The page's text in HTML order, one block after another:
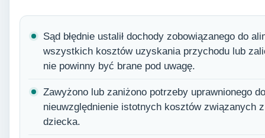
Sąd błędnie ustalił dochody zobowiązanego do
wszystkich kosztów uzyskania przychodu lub
nie powinny być brane pod uwagę.
Zawyżono lub zaniżono potrzeby uprawnionego
nieuwzględnienie istotnych kosztów związanych
dziecka.